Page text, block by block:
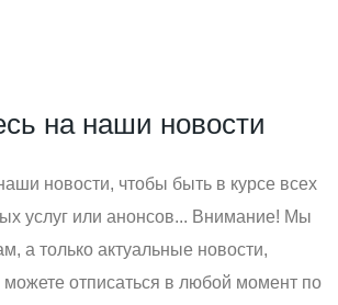
на наши новости
новости, чтобы быть в курсе всех
услуг или анонсов... Внимание! Мы
а только актуальные новости,
отписаться в любой момент по